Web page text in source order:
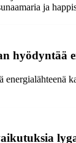
ja
hyödyntää
energialähteenä